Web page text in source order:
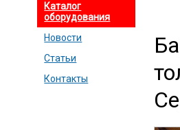
Каталог
оборудования
Новости
Статьи
Контакты